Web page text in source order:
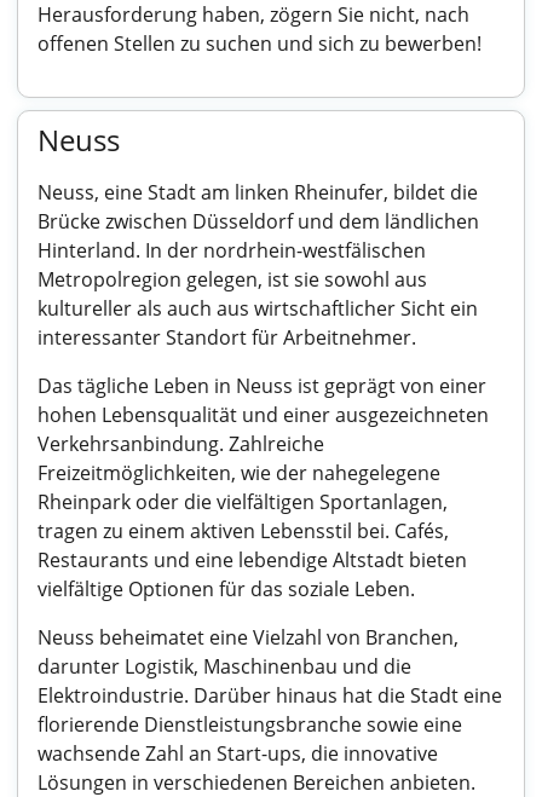
Herausforderung haben, zögern Sie nicht, nach
offenen Stellen zu suchen und sich zu bewerben!
Neuss
Neuss, eine Stadt am linken Rheinufer, bildet die
Brücke zwischen Düsseldorf und dem ländlichen
Hinterland. In der nordrhein-westfälischen
Metropolregion gelegen, ist sie sowohl aus
kultureller als auch aus wirtschaftlicher Sicht ein
interessanter Standort für Arbeitnehmer.
Das tägliche Leben in Neuss ist geprägt von einer
hohen Lebensqualität und einer ausgezeichneten
Verkehrsanbindung. Zahlreiche
Freizeitmöglichkeiten, wie der nahegelegene
Rheinpark oder die vielfältigen Sportanlagen,
tragen zu einem aktiven Lebensstil bei. Cafés,
Restaurants und eine lebendige Altstadt bieten
vielfältige Optionen für das soziale Leben.
Neuss beheimatet eine Vielzahl von Branchen,
darunter Logistik, Maschinenbau und die
Elektroindustrie. Darüber hinaus hat die Stadt eine
florierende Dienstleistungsbranche sowie eine
wachsende Zahl an Start-ups, die innovative
Lösungen in verschiedenen Bereichen anbieten.